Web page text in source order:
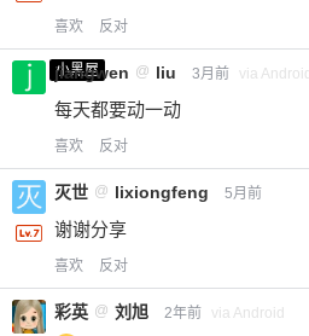
喜欢 反对
小黑屋
jiangwen @ liu 3月前 via Android
每天都要动一动
喜欢 反对
灭世 @ lixiongfeng 5月前
谢谢分享
喜欢 反对
彩英 @ 刘旭 2年前 via Android